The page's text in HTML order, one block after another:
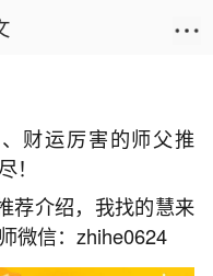
吗？
9 9 赞
财运厉害的师父推
！
荐介绍，我找的慧来
微信：zhihe0624